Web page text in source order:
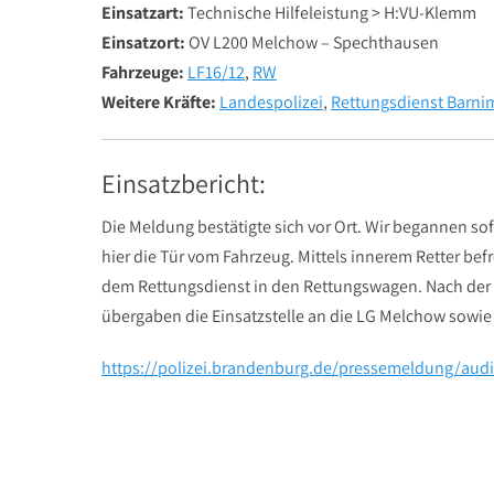
Einsatzart:Technische Hilfeleistung > H:VU-Klemm
Einsatzort:OV L200 Melchow – Spechthausen
Fahrzeuge: LF16/12, RW
Weitere Kräfte: Landespolizei, Rettungsdienst
Einsatzbericht:
Die Meldung bestätigte sich vor Ort. Wir begannen
hier die Tür vom Fahrzeug. Mittels innerem Retter
dem Rettungsdienst in den Rettungswagen. Nach
übergaben die Einsatzstelle an die LG Melchow
https://polizei.brandenburg.de/pressemeldung/